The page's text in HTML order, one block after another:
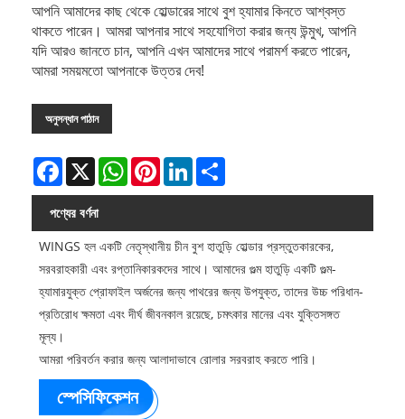
আপনি আমাদের কাছ থেকে হোল্ডারের সাথে বুশ হ্যামার কিনতে আশ্বস্ত
থাকতে পারেন। আমরা আপনার সাথে সহযোগিতা করার জন্য উন্মুখ, আপনি
যদি আরও জানতে চান, আপনি এখন আমাদের সাথে পরামর্শ করতে পারেন,
আমরা সময়মতো আপনাকে উত্তর দেব!
অনুসন্ধান পাঠান
Facebook
X WhatsAppPinterestLinkedIn
পণ্যের বর্ণনা
WINGS হল একটি নেতৃস্থানীয় চীন বুশ হাতুড়ি হোল্ডার প্রস্তুতকারকের,
সরবরাহকারী এবং রপ্তানিকারকদের সাথে। আমাদের গুল্ম হাতুড়ি একটি গুল্ম-
হ্যামারযুক্ত প্রোফাইল অর্জনের জন্য পাথরের জন্য উপযুক্ত, তাদের উচ্চ পরিধান-
প্রতিরোধ ক্ষমতা এবং দীর্ঘ জীবনকাল রয়েছে, চমৎকার মানের এবং যুক্তিসঙ্গত
মূল্য।
আমরা পরিবর্তন করার জন্য আলাদাভাবে রোলার সরবরাহ করতে পারি।
স্পেসিফিকেশন